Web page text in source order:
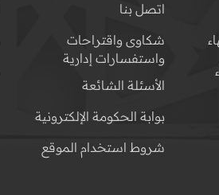
اتصل بنا
شكاوى واقتراحات
واستفسارات إدارية
الأسئلة الشائعة
بوابة الحكومة الإلكترونية
شروط استخدام الموقع